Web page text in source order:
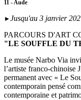
11 - Aude
► Jusqu'au 3 janvier
PARCOURS D'ART
"LE SOUFFLE DU
Le musée Narbo Via
l’artiste franco-chinoise
permanent avec « Le
contemporain pensé
contemporaine et